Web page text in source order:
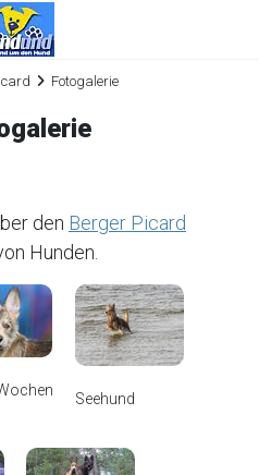
Fotogalerie
den Berger Picard
Hunden.
Seehund